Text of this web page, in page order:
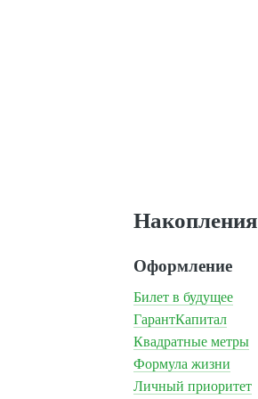
Накопления
Оформление
Билет в будущее
ГарантКапитал
Квадратные метры
Формула жизни
Личный приоритет